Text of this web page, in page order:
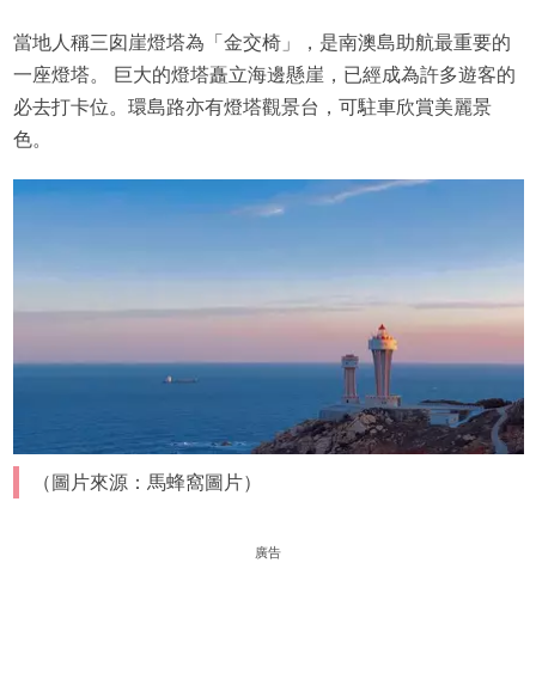
當地人稱三囱崖燈塔為「金交椅」，是南澳島助航最重要的
一座燈塔。 巨大的燈塔矗立海邊懸崖，已經成為許多遊客的
必去打卡位。環島路亦有燈塔觀景台，可駐車欣賞美麗景
色。
（圖片來源：馬蜂窩圖片）
廣告